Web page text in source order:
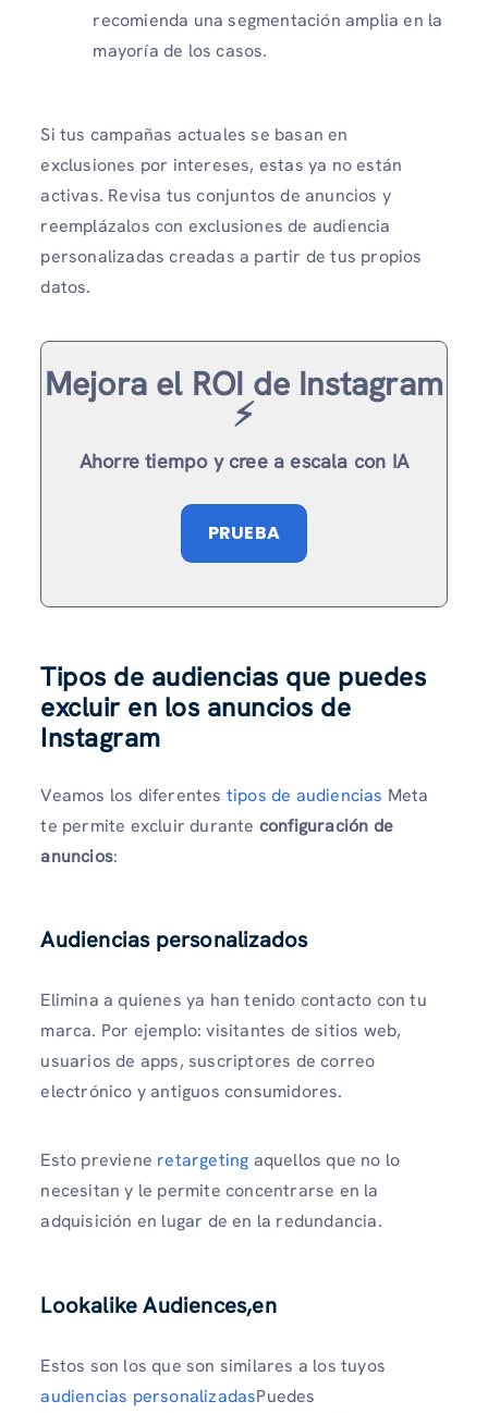
recomienda una segmentación amplia en la
mayoría de los casos.
Si tus campañas actuales se basan en
exclusiones por intereses, estas ya no están
activas. Revisa tus conjuntos de anuncios y
reemplázalos con exclusiones de audiencia
personalizadas creadas a partir de tus propios
datos.
Mejora el ROI de Instagram
⚡️
Ahorre tiempo y cree a escala con IA
PRUEBA
Tipos de audiencias que puedes
excluir en los anuncios de
Instagram
Veamos los diferentes tipos de audiencias Meta
te permite excluir durante configuración de
anuncios:
Audiencias personalizados
Elimina a quienes ya han tenido contacto con tu
marca. Por ejemplo: visitantes de sitios web,
usuarios de apps, suscriptores de correo
electrónico y antiguos consumidores.
Esto previene retargeting aquellos que no lo
necesitan y le permite concentrarse en la
adquisición en lugar de en la redundancia.
Lookalike Audiences,en
Estos son los que son similares a los tuyos
audiencias personalizadasPuedes